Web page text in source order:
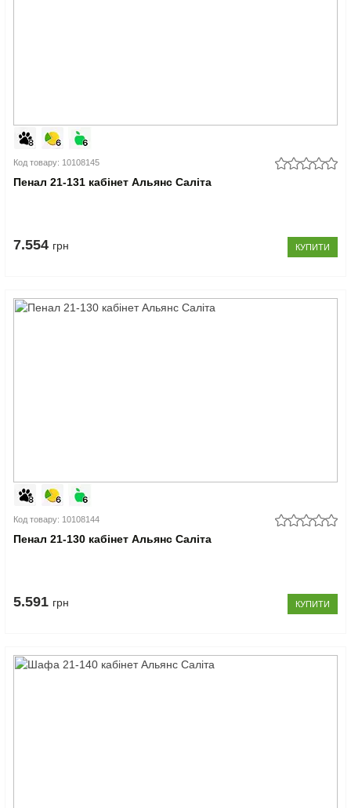
Код товару: 10108145
Пенал 21-131 кабінет Альянс Саліта
7.554 грн КУПИТИ
Код товару: 10108144
Пенал 21-130 кабінет Альянс Саліта
5.591 грн КУПИТИ